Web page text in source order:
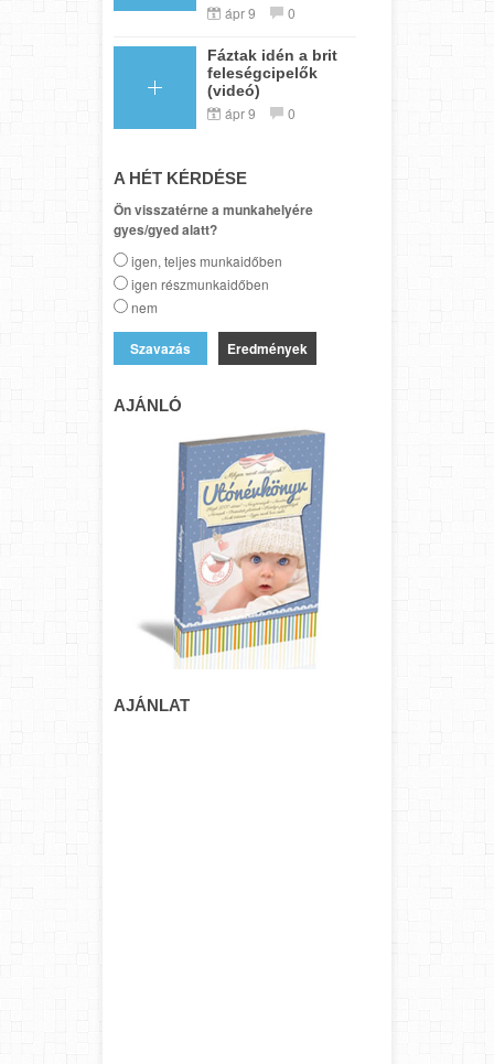
ápr 9 0
Fáztak idén a brit
feleségcipelők
(videó)
ápr 9 0
A HÉT KÉRDÉSE
Ön visszatérne a munkahelyére
gyes/gyed alatt?
igen, teljes munkaidőben
igen részmunkaidőben
nem
Eredmények
AJÁNLÓ
AJÁNLAT